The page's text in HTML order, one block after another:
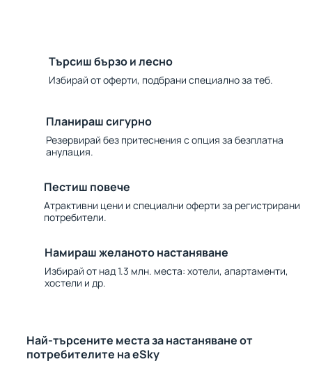
Търсиш бързо и лесно
Избирай от оферти, подбрани специално за теб.
Планираш сигурно
Резервирай без притеснения с опция за безплатна
анулация.
Пестиш повече
Атрактивни цени и специални оферти за регистрирани
потребители.
Намираш желаното настаняване
Избирай от над 1.3 млн. места: хотели, апартаменти,
хостели и др.
Най-търсените места за настаняване от
потребителите на eSky